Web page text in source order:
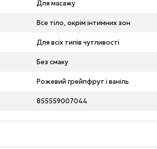
Для масажу
Все тіло, окрім інтимних зон
Для всіх типів чутливості
Без смаку
Рожевий грейпфрут і ваніль
855559007044